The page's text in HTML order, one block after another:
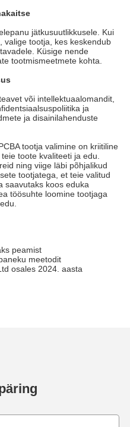
jätkusuutlikkusele. Kui
valige tootja, kes keskendub
Küsige nende
tootmismeetmete kohta.
või intellektuaalomandit,
ja
ja disainilahenduste
tootja valimine on kriitiline
toote kvaliteeti ja edu.
ning viige läbi põhjalikud
tootjatega, et teie valitud
saavutaks koos eduka
töösuhte loomine tootjaga
peamist
meetodit
osales 2024. aasta